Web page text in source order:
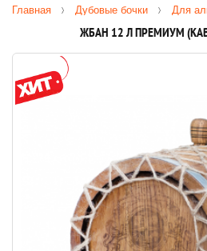
Главная Дубовые бочки Для
ЖБАН 12 Л ПРЕМИУМ